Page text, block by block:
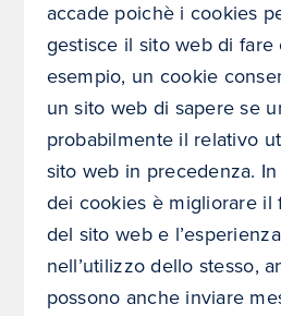
accade poichè i cookies
gestisce il sito web di fare
esempio, un cookie
un sito web di sapere se
probabilmente il relativo
sito web in precedenza.
dei cookies è migliorare il
del sito web e
nell’utilizzo dello stesso,
possono anche inviare